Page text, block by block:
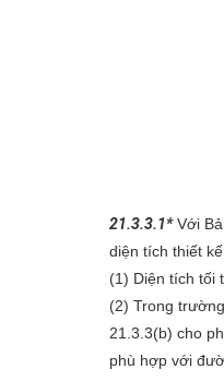
21.3.3.1*Với
diện tích thiết
(1) Diện tích tối
(2) Trong
21.3.3(b) cho
phù hợp với